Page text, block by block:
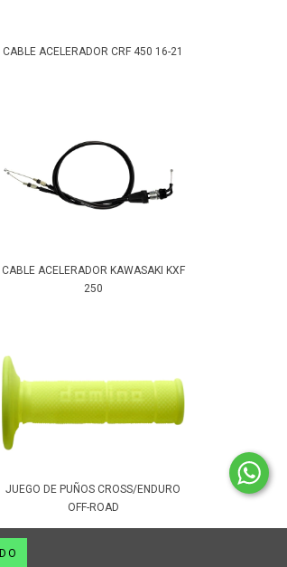
CABLE ACELERADOR CRF 450 16-21
CABLE ACELERADOR KAWASAKI KXF
250
JUEGO DE PUÑOS CROSS/ENDURO
OFF-ROAD